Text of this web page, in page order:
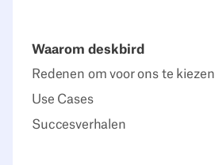
Waarom deskbird
Redenen om voor ons te kiezen
Use Cases
Succesverhalen